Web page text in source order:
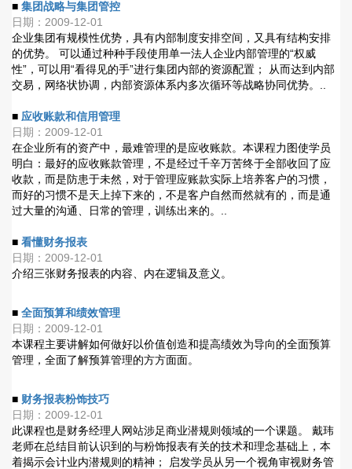
■ 集团战略与集团管控
日期：2009-12-01
企业集团有规模性优势，具有内部制度安排空间，又具有结构安排
的优势。 可以通过种种手段使用单一法人企业内部管理的“权威
性”，可以用“看得见的手”进行集团内部的资源配置； 从而达到内部
交易，网络状协调，内部资源体系内多次循环等战略协同优势。..
■ 应收账款和信用管理
日期：2009-12-01
在企业所有的资产中，最难管理的是应收账款。本课程力图使学员
明白：最好的应收账款管理，不是经过千辛万苦终于全部收回了应
收款，而是防患于未然，对于管理应账款实际上培养客户的习惯，
而好的习惯不是天上掉下来的，不是客户自然而然就有的，而是通
过大量的沟通、日常的管理，训练出来的。..
■ 看懂财务报表
日期：2009-12-01
介绍三张财务报表的内容、内在逻辑及意义。
■ 全面预算和绩效管理
日期：2009-12-01
本课程主要讲解如何做好以价值创造和提高绩效为导向的全面预算
管理，全面了解预算管理的方方面面。
■ 财务报表粉饰技巧
日期：2009-12-01
此课程也是财务经理人网站涉足商业潜规则领域的一个课题。 戴玮
老师在总结目前认识到的与粉饰报表有关的技术和理念基础上，本
着揭示会计业内潜规则的精神； 启发学员从另一个视角审视财务管